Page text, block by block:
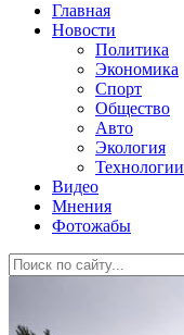
Главная
Новости
Политика
Экономика
Спорт
Общество
Авто
Экология
Технологии
Видео
Мнения
Фотожабы